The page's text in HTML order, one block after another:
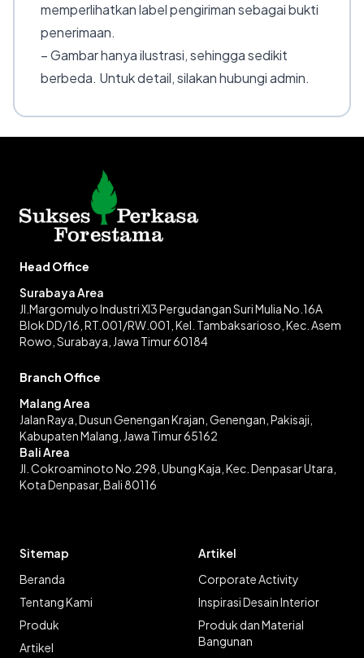
memperlihatkan label pengiriman sebagai bukti
penerimaan.
– Gambar hanya ilustrasi, sehingga sedikit
berbeda. Untuk detail, silakan hubungi admin.
Head Office
Surabaya Area
Jl.Margomulyo Industri XI3 Pergudangan Suri Mulia No.16A
Blok DD/16, RT.001/RW.001, Kel. Tambaksarioso, Kec. Asem
Rowo, Surabaya, Jawa Timur 60184
Branch Office
Malang Area
Jalan Raya, Dusun Genengan Krajan, Genengan, Pakisaji,
Kabupaten Malang, Jawa Timur 65162
Bali Area
Jl. Cokroaminoto No.298, Ubung Kaja, Kec. Denpasar Utara,
Kota Denpasar, Bali 80116
Sitemap
Beranda
Tentang Kami
Produk
Artikel
Artikel
Corporate Activity
Inspirasi Desain Interior
Produk dan Material
Bangunan